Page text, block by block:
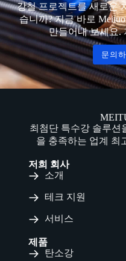
강철 프로젝트를 새로운
습니까? 지금 바로
만들어내 보세요.
문의
최첨단 특수강 솔루션
을 충족하는 업계 최
저희 회사
소개
테크 지원
서비스
제품
탄소강